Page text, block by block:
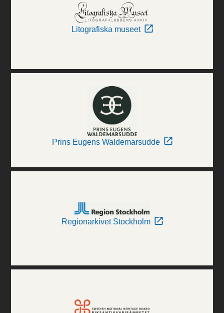
Litografiska museet
Prins Eugens Waldemarsudde
Regionarkivet Stockholm